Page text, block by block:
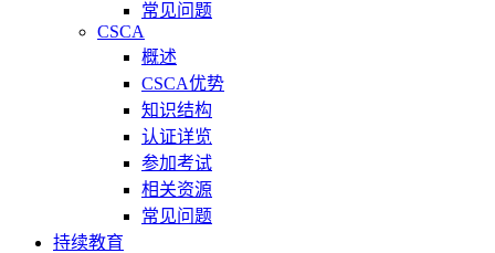
常见问题
CSCA
概述
CSCA优势
知识结构
认证详览
参加考试
相关资源
常见问题
持续教育